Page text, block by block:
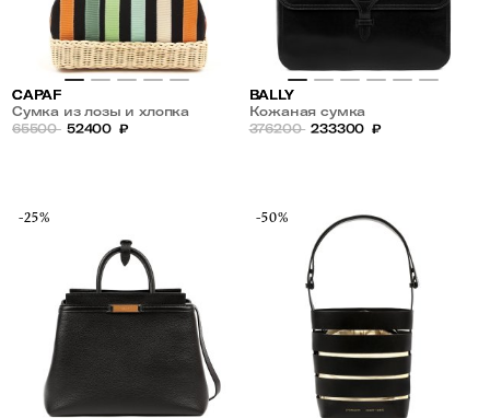
CAPAF
Сумка из лозы и хлопка
65500 52400 ₽
BALLY
Кожаная сумка
376200 233300 ₽
-25% -50%